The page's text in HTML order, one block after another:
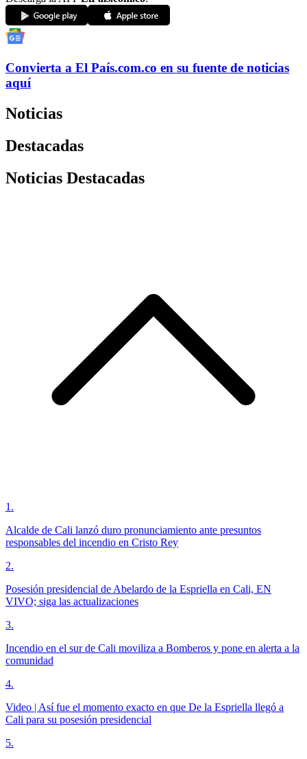
Convierta a El País.com.co en su fuente de noticias
aquí
Noticias
Destacadas
Noticias Destacadas
1 .
Alcalde de Cali lanzó duro pronunciamiento ante presuntos
responsables del incendio en Cristo Rey
2.
Posesión presidencial de Abelardo de la Espriella en Cali, EN
VIVO; siga las actualizaciones
3.
Incendio en el sur de Cali moviliza a Bomberos y pone en alerta a la
comunidad
4.
Video | Así fue el momento exacto en que De la Espriella llegó a
Cali para su posesión presidencial
5.